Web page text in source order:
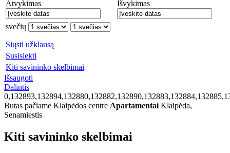
Atvykimas
Išvykimas
svečių
Siųsti užklausą
Susisiekti
Kiti savininko skelbimai
Išsaugoti
Dalintis
Butas pačiame Klaipėdos centre Apartamentai Klaipėda,
Senamiestis
Kiti savininko skelbimai